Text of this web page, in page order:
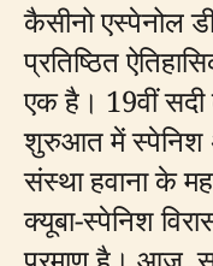
कैसीनो एस्पेनोल
प्रतिष्ठित
एक है। 19वीं
शुरुआत में स्पेनिश
संस्था हवाना के
क्यूबा-स्पेनिश